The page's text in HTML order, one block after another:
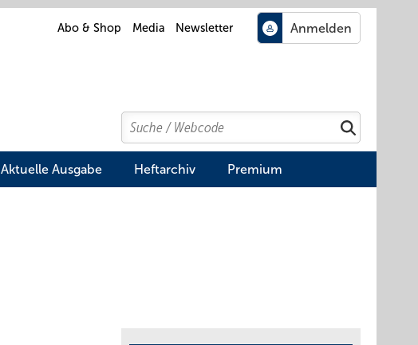
Abo & Shop Media Newsletter
Search
Suchen
Aktuelle Ausgabe Heftarchiv Premium